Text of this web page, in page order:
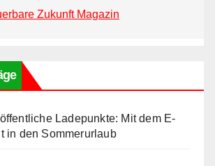
Zukunft Magazin
Ladepunkte: Mit dem E-
in den Sommerurlaub